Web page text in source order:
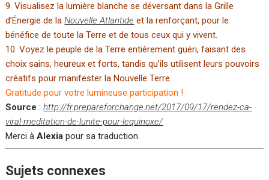
9. Visualisez la lumière blanche se déversant dans la Grille
d’Énergie de laNouvelle Atlantide et la renforçant, pour le
bénéfice de toute la Terre et de tous ceux qui y vivent.
10. Voyez le peuple de la Terre entièrement guéri, faisant des
choix sains, heureux et forts, tandis qu’ils utilisent leurs pouvoirs
créatifs pour manifester la Nouvelle Terre.
Gratitude pour votre lumineuse participation !
Source :http://fr.prepareforchange.net/2017/09/17/rendez-ca-
viral-meditation-de-lunite-pour-lequinoxe/
Merci àAlexia pour sa traduction.
Sujets connexes